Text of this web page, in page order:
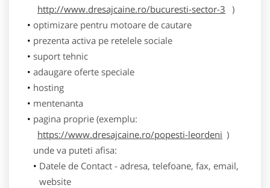
http://www.dresajcaine.ro/bucuresti-sector-3 )
optimizare pentru motoare de cautare
prezenta activa pe retelele sociale
suport tehnic
adaugare oferte speciale
hosting
mentenanta
pagina proprie (exemplu:
https://www.dresajcaine.ro/popesti-leordeni )
unde va puteti afisa:
Datele de Contact - adresa, telefoane, fax, email,
website